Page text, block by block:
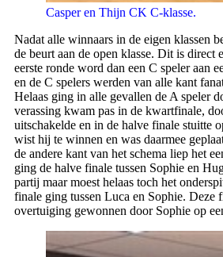
Casper en Thijn CK C-klasse.
Nadat alle winnaars in de eigen klassen
de beurt aan de open klasse. Dit is direct
eerste ronde word dan een C speler aan
en de C spelers werden van alle kant
Helaas ging in alle gevallen de A speler
verassing kwam pas in de kwartfinale,
uitschakelde en in de halve finale stuitte
wist hij te winnen en was daarmee
de andere kant van het schema liep het
ging de halve finale tussen Sophie en
partij maar moest helaas toch het
finale ging tussen Luca en Sophie. Deze
overtuiging gewonnen door Sophie op